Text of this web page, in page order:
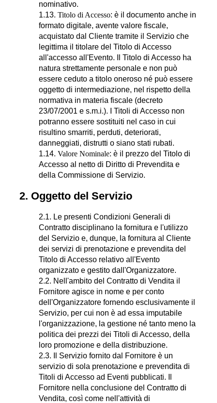
nominativo.
1.13. Titolo di Accesso: è il documento anche in
formato digitale, avente valore fiscale,
acquistato dal Cliente tramite il Servizio che
legittima il titolare del Titolo di Accesso
all'accesso all'Evento. Il Titolo di Accesso ha
natura strettamente personale e non può
essere ceduto a titolo oneroso né può essere
oggetto di intermediazione, nel rispetto della
normativa in materia fiscale (decreto
23/07/2001 e s.m.i.). I Titoli di Accesso non
potranno essere sostituiti nel caso in cui
risultino smarriti, perduti, deteriorati,
danneggiati, distrutti o siano stati rubati.
1.14. Valore Nominale: è il prezzo del Titolo di
Accesso al netto di Diritto di Prevendita e
della Commissione di Servizio.
2. Oggetto del Servizio
2.1. Le presenti Condizioni Generali di
Contratto disciplinano la fornitura e l'utilizzo
del Servizio e, dunque, la fornitura al Cliente
dei servizi di prenotazione e prevendita del
Titolo di Accesso relativo all'Evento
organizzato e gestito dall'Organizzatore.
2.2. Nell'ambito del Contratto di Vendita il
Fornitore agisce in nome e per conto
dell'Organizzatore fornendo esclusivamente il
Servizio, per cui non è ad essa imputabile
l'organizzazione, la gestione né tanto meno la
politica dei prezzi dei Titoli di Accesso, della
loro promozione e della distribuzione.
2.3. Il Servizio fornito dal Fornitore è un
servizio di sola prenotazione e prevendita di
Titoli di Accesso ad Eventi pubblicati. Il
Fornitore nella conclusione del Contratto di
Vendita, così come nell'attività di